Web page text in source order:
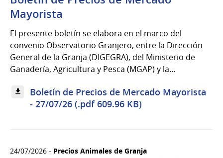
Mayorista
El presente boletín se elabora en el marco del
convenio Observatorio Granjero, entre la Dirección
General de la Granja (DIGEGRA), del Ministerio de
Ganadería, Agricultura y Pesca (MGAP) y la...
Boletín de Precios de Mercado Mayorista
- 27/07/26 (.pdf 609.96 KB)
24/07/2026 - Precios Animales de Granja